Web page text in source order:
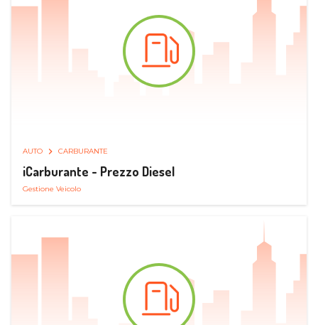
AUTO CARBURANTE
iCarburante - Prezzo Diesel
Gestione Veicolo